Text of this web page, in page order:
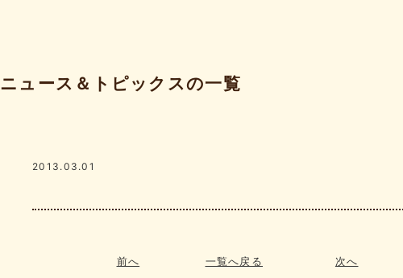
ニュース＆トピックスの一覧
2013.03.01
前へ 一覧へ戻る 次へ